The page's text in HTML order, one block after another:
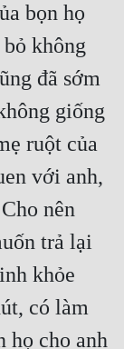
bọn họ
không
đã sớm
giống
ruột của
với anh,
nên
trả lại
khỏe
có làm
họ cho anh